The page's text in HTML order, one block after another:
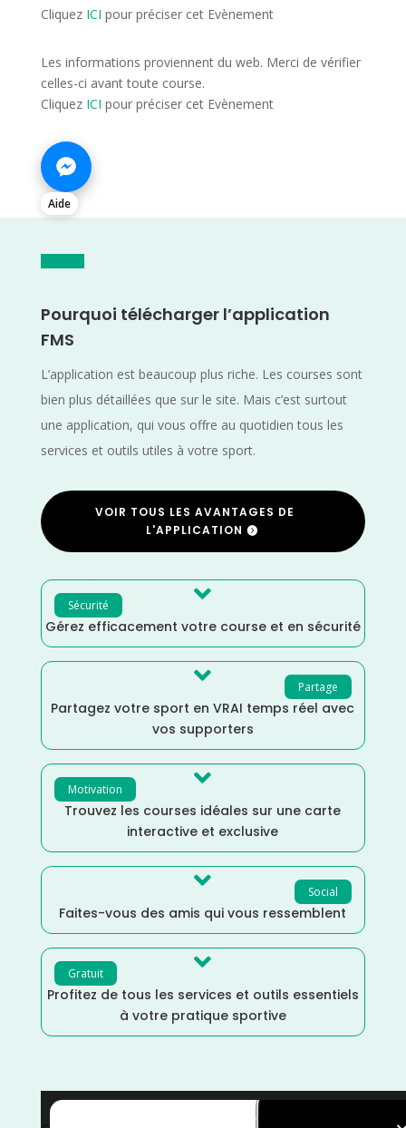
Cliquez ICI pour préciser cet Evènement
Les informations proviennent du web. Merci de vérifier
celles-ci avant toute course.
Cliquez ICI pour préciser cet Evènement
Aide
Pourquoi télécharger l’application
FMS
L’application est beaucoup plus riche. Les courses sont
bien plus détaillées que sur le site. Mais c’est surtout
une application, qui vous offre au quotidien tous les
services et outils utiles à votre sport.
VOIR TOUS LES AVANTAGES DE
L'APPLICATION
Sécurité 
Gérez efficacement votre course et en sécurité
Partage

Partagez votre sport en VRAI temps réel avec
vos supporters
Motivation 
Trouvez les courses idéales sur une carte
interactive et exclusive
Social

Faites-vous des amis qui vous ressemblent
Gratuit 
Profitez de tous les services et outils essentiels
à votre pratique sportive